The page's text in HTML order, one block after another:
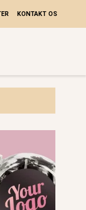
KONTAKT OS